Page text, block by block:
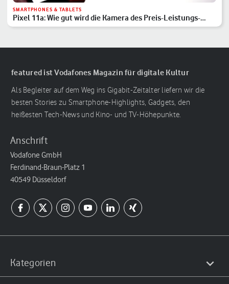
SMARTPHONES & TABLETS
Pixel 11a: Wie gut wird die Kamera des Preis-Leistungs-
Hits?
featured ist Vodafones Magazin für digitale Kultur
Als Begleiter auf dem Weg ins Gigabit-Zeitalter liefern wir die
besten Stories zu Smartphone-Highlights, Gadgets, den
heißesten Tech-News und Kino- und TV-Höhepunkte.
Anschrift
Vodafone GmbH
Ferdinand-Braun-Platz 1
40549 Düsseldorf
Kategorien